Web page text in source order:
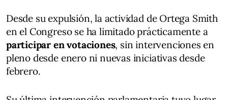
Desde su expulsión, la actividad de Ortega Smith
en el Congreso se ha limitado prácticamente a
participar en votaciones, sin intervenciones en
pleno desde enero ni nuevas iniciativas desde
febrero.